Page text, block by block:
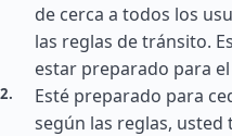
de cerca a todos los
las reglas de tránsito.
estar preparado para
Esté preparado para
según las reglas,